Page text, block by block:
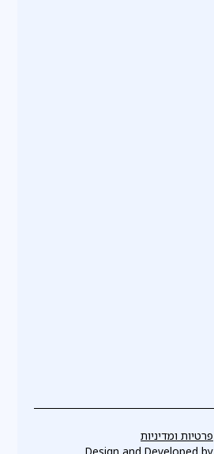
פרטיות ומדיניות